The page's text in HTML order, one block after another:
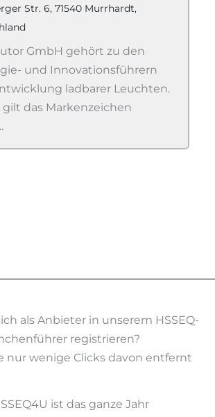
Str. 6, 71540 Murrhardt,
GmbH gehört zu den
und Innovationsführern
ladbarer Leuchten.
das Markenzeichen
als Anbieter in unserem HSSEQ-
registrieren?
nur wenige Clicks davon entfernt
ist das ganze Jahr